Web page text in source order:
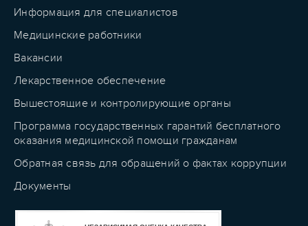
Информация для специалистов
Медицинские работники
Вакансии
Лекарственное обеспечение
Вышестоящие и контролирующие органы
Программа государственных гарантий бесплатного
оказания медицинской помощи гражданам
Обратная связь для обращений о фактах коррупции
Документы